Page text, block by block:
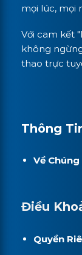
mọi lúc, mọi
Với cam kết
không
thao trực
Thông
Về Chúng
Điều
Quyền